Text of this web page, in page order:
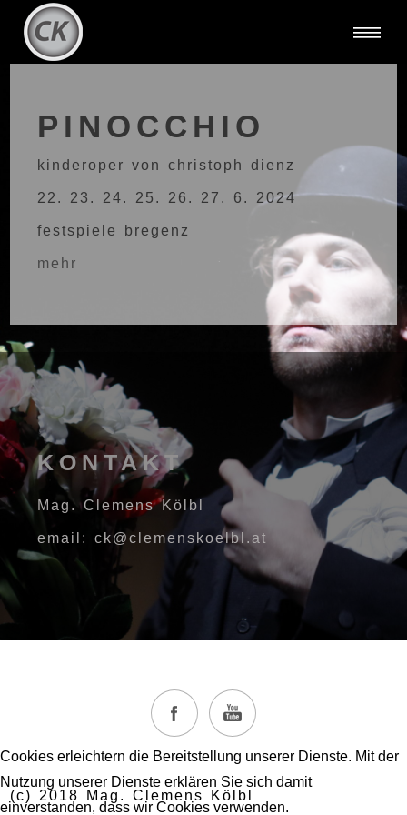
PINOCCHIO
kinderoper von christoph dienz
22. 23. 24. 25. 26. 27. 6. 2024
festspiele bregenz
mehr
KONTAKT
Mag. Clemens Kölbl
email: ck@clemenskoelbl.at
(c) 2018 Mag. Clemens Kölbl
Cookies erleichtern die Bereitstellung unserer Dienste. Mit der
Nutzung unserer Dienste erklären Sie sich damit
einverstanden, dass wir Cookies verwenden.